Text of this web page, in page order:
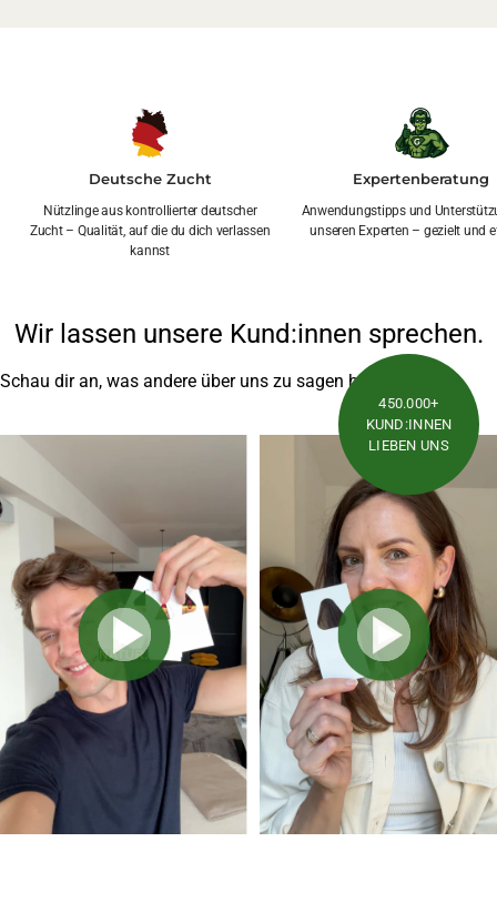
Deutsche Zucht
Nützlinge aus kontrollierter deutscher
Zucht – Qualität, auf die du dich verlassen
kannst
Expertenberatung
Anwendungstipps und
unseren Experten – gezielt und
Wir lassen unsere Kund:innen sprechen.
Schau dir an, was andere über uns zu sagen haben.
450.000+
KUND:INNEN
LIEBEN UNS